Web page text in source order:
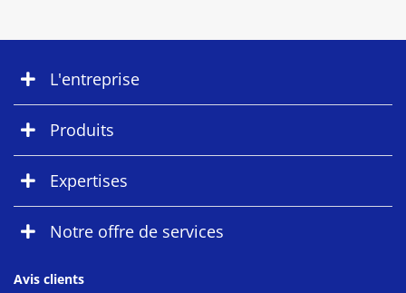
L'entreprise
Produits
Expertises
Notre offre de services
Avis clients